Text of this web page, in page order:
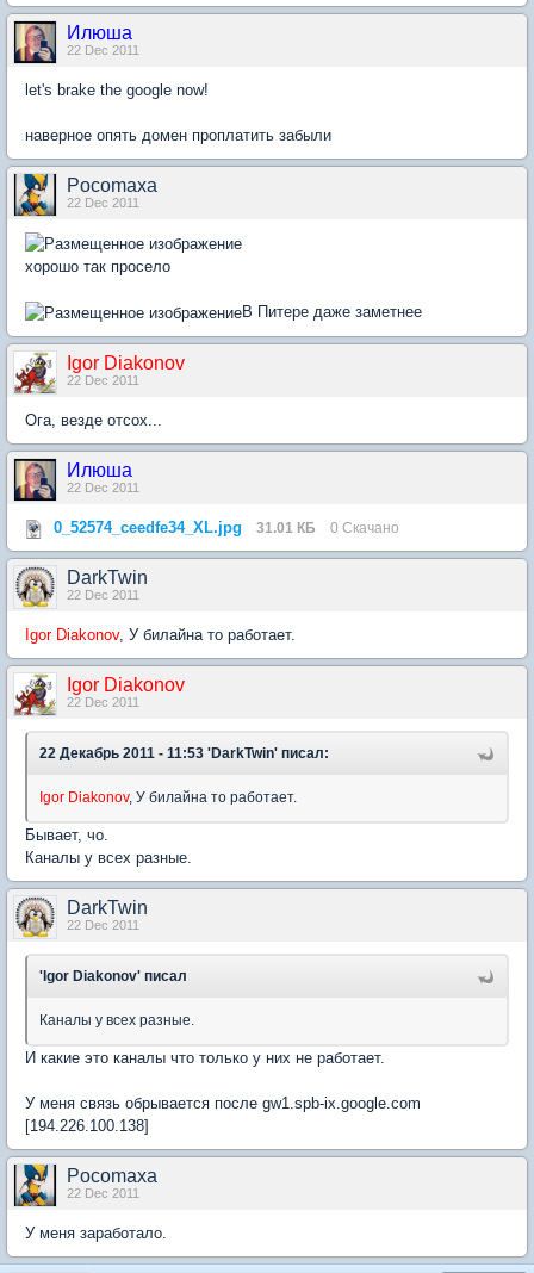
Илюша
22 Dec 2011
let's brake the google now!
наверное опять домен проплатить забыли
Pocomaxa
22 Dec 2011
хорошо так просело
В Питере даже заметнее
Igor Diakonov
22 Dec 2011
Ога, везде отсох...
Илюша
22 Dec 2011
0_52574_ceedfe34_XL.jpg 31.01 КБ 0 Скачано
DarkTwin
22 Dec 2011
Igor Diakonov, У билайна то работает.
Igor Diakonov
22 Dec 2011
22 Декабрь 2011 - 11:53 'DarkTwin' писал:
Igor Diakonov, У билайна то работает.
Бывает, чо.
Каналы у всех разные.
DarkTwin
22 Dec 2011
'Igor Diakonov' писал
Каналы у всех разные.
И какие это каналы что только у них не работает.
У меня связь обрывается после gw1.spb-ix.google.com
[194.226.100.138]
Pocomaxa
22 Dec 2011
У меня заработало.